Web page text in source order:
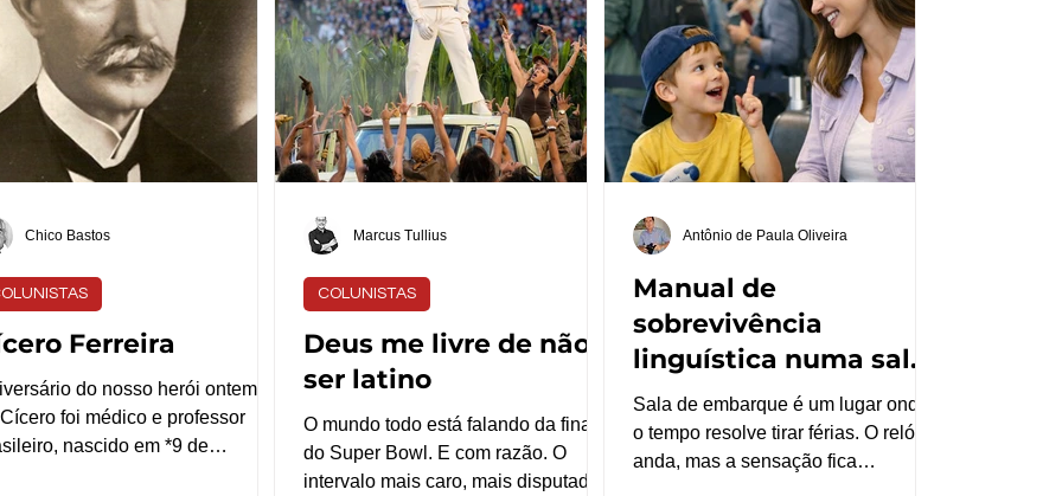
nas boas graças dos
que passaram a apreciar
jeitinho de falar que ganhou
de idioma: mineirês. ​Ainda
não disputemos com nosso
o mineirês se
marca uma mudança no clima. A
agitação quotidiana aquecida pelos
meses do veraneio repletos da eufor
YouTube e Instagram, o caso deve
entrar, definitivamente, no debate
público. O problema deixa de ser
lido como fragilidade do usuário e
passa a ser reconhecido como efeito
de um sis
Ferreira
do nosso herói ontem!
foi médico e professor
nascido em *9 de
Chico Bastos
Deus me livre de não
ser latino
O mundo todo está falando da final
do Super Bowl. E com razão. O
intervalo mais caro, mais disputado e
COLUNISTAS
Marcus Tullius
Manual de
sobrevivência
linguística numa sala
de embarque
Sala de embarque é um lugar onde
o tempo resolve tirar férias. O relógio
anda, mas a sensação fica
Antônio de Paula Oliveira